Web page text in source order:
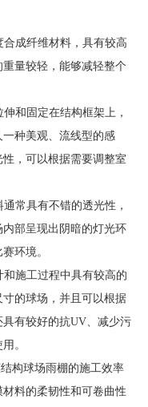
成纤维材料，具有较高
量较轻，能够减轻整个
和固定在结构框架上，
种美观、流线型的感
，可以根据需要调整室
常具有不错的透光性，
部呈现出阴暗的灯光环
环境。
施工过程中具有较高的
的球场，并且可以根据
有较好的抗UV、减少污
。
构球场雨棚的施工效率
料的柔韧性和可卷曲性